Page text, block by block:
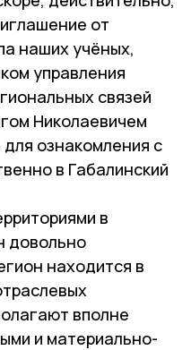
от
наших учёных,
управления
связей
Николаевичем
ознакомления с
в Габалинский
в
довольно
находится в
вполне
и материально-